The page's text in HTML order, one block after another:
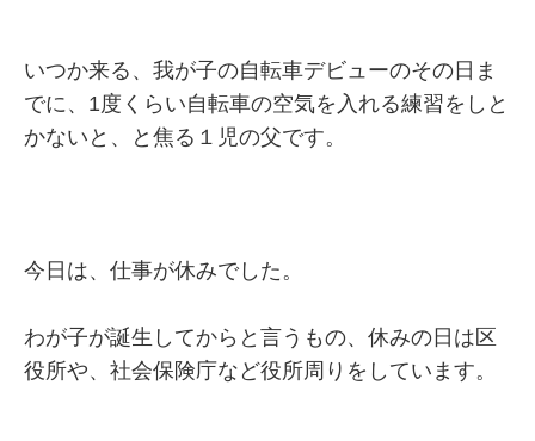
いつか来る、我が子の自転車デビューのその日ま
でに、1度くらい自転車の空気を入れる練習をしと
かないと、と焦る１児の父です。
今日は、仕事が休みでした。
わが子が誕生してからと言うもの、休みの日は区
役所や、社会保険庁など役所周りをしています。